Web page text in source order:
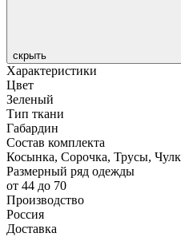
скрыть
Характеристики
Цвет
Зеленый
Тип ткани
Габардин
Состав комплекта
Косынка, Сорочка, Трусы,
Размерный ряд одежды
от 44 до 70
Производство
Россия
Доставка